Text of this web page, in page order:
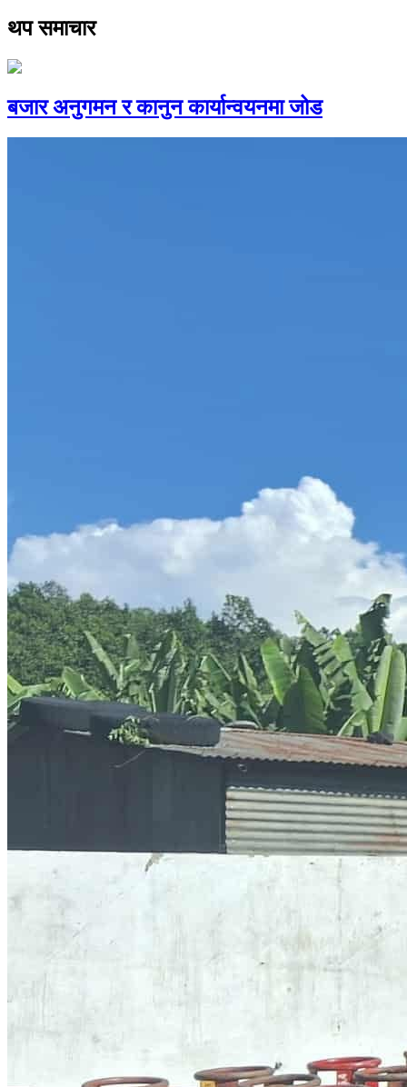
थप समाचार
बजार अनुगमन र कानुन कार्यान्वयनमा जोड